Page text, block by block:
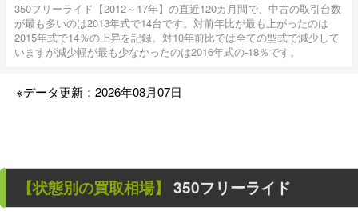
350フリーライド【2012～17年】の直近120カ月間で、中古の取引台数
が最も多いのは2013年式で14台です。対前年比が最も上がったのは
2015年式で14％の上昇を記録。対10年前比では全ての型式で減少して
いますが減少幅が最も少なかったのは2016年式の-18％です。
※データ更新：2026年08月07日
【状態別の買取相場】 350フリーライド